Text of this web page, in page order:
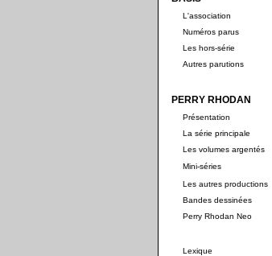
L'association
Numéros parus
Les hors-série
Autres parutions
PERRY RHODAN
Présentation
La série principale
Les volumes argentés
Mini-séries
Les autres productions
Bandes dessinées
Perry Rhodan Neo
Lexique